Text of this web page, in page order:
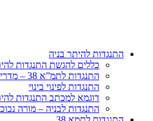
התנגדות להיתר בניה
כללים להגשת התנגדות
התנגדות לתמ”א 38 – מדריך להגשת התנגדות
התנגדות לפינוי בינוי
דוגמא למכתב התנגדות
התנגדות לבניה – מורה